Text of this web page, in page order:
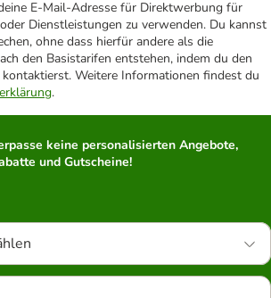
E-Mail-Adresse für Direktwerbung für
Dienstleistungen zu verwenden. Du kannst
ohne dass hierfür andere als die
den Basistarifen entstehen, indem du den
Weitere Informationen findest du
.
keine personalisierten Angebote,
und Gutscheine!